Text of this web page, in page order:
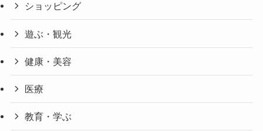
ショッピング
遊ぶ・観光
健康・美容
医療
教育・学ぶ